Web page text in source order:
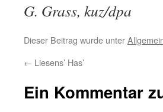
G. Grass, kuz/dpa
Dieser Beitrag wurde unter
← Liesens’ Has’
Ein Kommentar